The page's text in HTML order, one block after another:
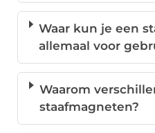
Waar kun je een
allemaal voor
Waarom
staafmagneten?